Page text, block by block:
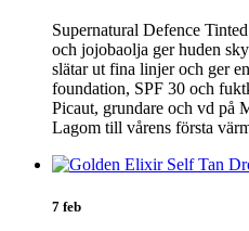
Supernatural Defence
och jojobaolja ger huden
slätar ut fina linjer och ger
foundation, SPF 30 och
Picaut, grundare och vd på
Lagom till vårens första
7 feb